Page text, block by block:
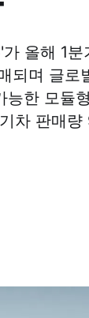
올해 1
며 글로
한 모듈
차 판매